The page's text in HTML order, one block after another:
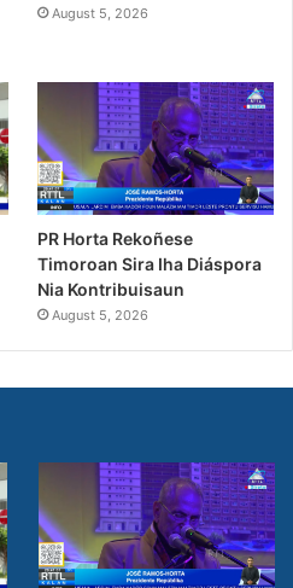
August 5, 2026
PR Horta Rekoñese
Timoroan Sira Iha Diáspora
Nia Kontribuisaun
August 5, 2026